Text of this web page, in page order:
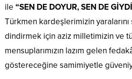
ile “SEN DE DOYUR, SEN DE
Türkmen kardeşlerimizin yaralarını
dindirmek için aziz milletimizin ve
mensuplarımızın lazım gelen
göstereceğine samimiyetle